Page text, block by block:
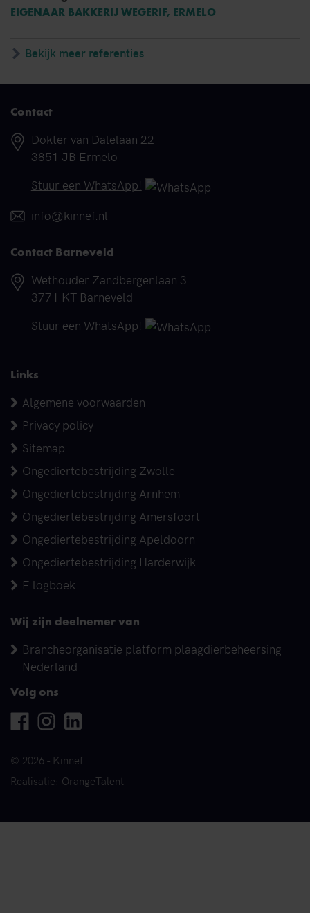
EIGENAAR BAKKERIJ WEGERIF, ERMELO
Bekijk meer referenties
Contact
Adres
Dokter van Dalelaan 22
3851 JB Ermelo
Telefoonnummer
Stuur een WhatsApp!
E-mail
info@kinnef.nl
Contact Barneveld
Adres
Wethouder Zandbergenlaan 3
3771 KT Barneveld
Telefoonnummer
Stuur een WhatsApp!
Links
Algemene voorwaarden
Privacy policy
Sitemap
Ongediertebestrijding Zwolle
Ongediertebestrijding Arnhem
Ongediertebestrijding Amersfoort
Ongediertebestrijding Apeldoorn
Ongediertebestrijding Harderwijk
E logboek
Wij zijn deelnemer van
Brancheorganisatie platform plaagdierbeheersing
Nederland
Volg ons
Facebook
InstagramLinkedin
© 2026 - Kinnef
Realisatie: OrangeTalent